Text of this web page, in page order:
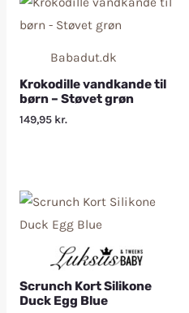
Babadut.dk
Krokodille vandkande til
børn – Støvet grøn
149,95 kr.
Scrunch Kort Silikone
Duck Egg Blue